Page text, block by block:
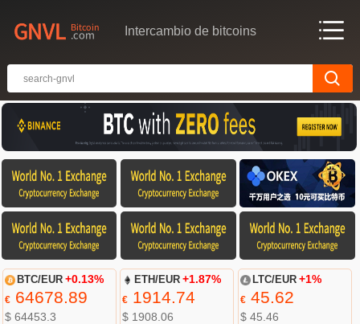
Intercambio de bitcoins
BTC/EUR +0.13%
€64678.89
$ 64453.3
ETH/EUR +1.87%
€ 1914.74
$ 1908.06
LTC/EUR +1%
€45.62
$ 45.46